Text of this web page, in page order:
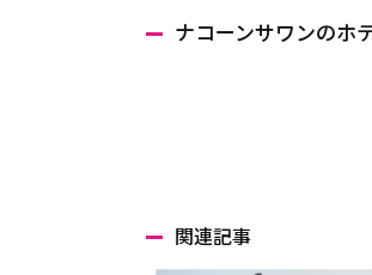
ナコーンサワンのホ
関連記事